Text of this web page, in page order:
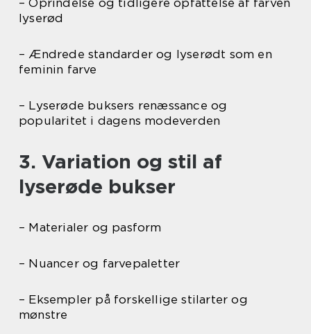
– Oprindelse og tidligere opfattelse af farven
lyserød
– Ændrede standarder og lyserødt som en
feminin farve
– Lyserøde buksers renæssance og
popularitet i dagens modeverden
3. Variation og stil af
lyserøde bukser
– Materialer og pasform
– Nuancer og farvepaletter
– Eksempler på forskellige stilarter og
mønstre